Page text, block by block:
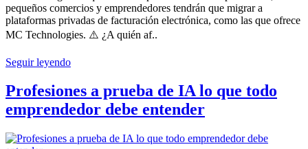
pequeños comercios y emprendedores tendrán que migrar a
plataformas privadas de facturación electrónica, como las que ofrece
MC Technologies. ⚠️ ¿A quién af..
Seguir leyendo
Profesiones a prueba de IA lo que todo
emprendedor debe entender